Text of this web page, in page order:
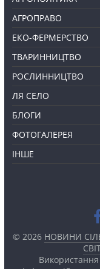
АГРОПРАВО
ЕКО-ФЕРМЕРСТВО
ТВАРИННИЦТВО
РОСЛИННИЦТВО
ЛЯ СЕЛО
БЛОГИ
ФОТОГАЛЕРЕЯ
ІНШЕ
© 2026 НОВИНИ
Використання